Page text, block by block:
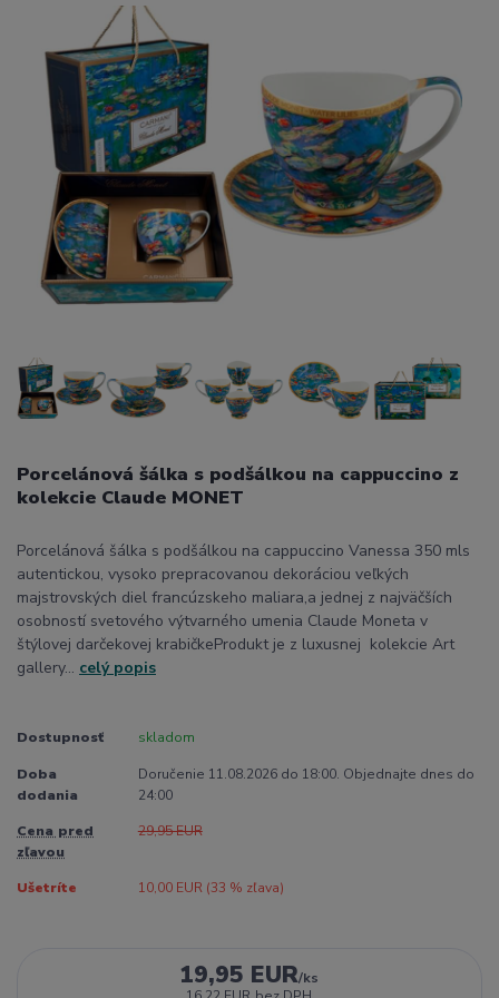
Porcelánová šálka s podšálkou na cappuccino z
kolekcie Claude MONET
Porcelánová šálka s podšálkou na cappuccino Vanessa 350 mls
autentickou, vysoko prepracovanou dekoráciou veľkých
majstrovských diel francúzskeho maliara,a jednej z najväčších
osobností svetového výtvarného umenia Claude Moneta v
štýlovej darčekovej krabičkeProdukt je z luxusnej kolekcie Art
gallery... celý popis
Dostupnosť skladom
Doba
dodania
Doručenie 11.08.2026 do 18:00. Objednajte dnes do
24:00
Cena pred
zľavou
29,95 EUR
Ušetríte 10,00 EUR (33 % zľava)
19,95 EUR/ks